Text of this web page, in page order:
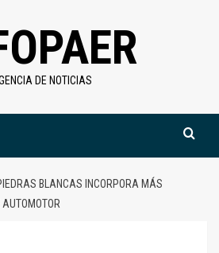
DE NOTICIAS
BLANCAS INCORPORA MÁS